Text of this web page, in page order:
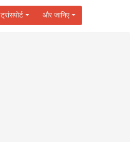
ट्रांसपोर्ट और जानिए